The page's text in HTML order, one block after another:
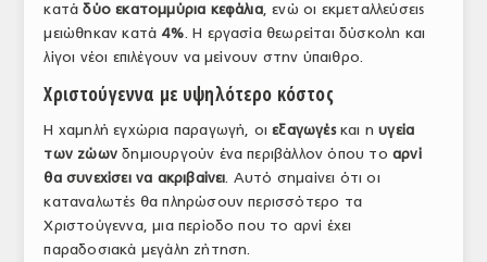
κατάδύο εκατομμύρια κεφάλια, ενώ οι εκμεταλλεύσεις
μειώθηκαν κατά 4%. Η εργασία θεωρείται δύσκολη και
λίγοι νέοι επιλέγουν να μείνουν στην ύπαιθρο.
Χριστούγεννα με υψηλότερο κόστος
Η χαμηλή εγχώρια παραγωγή, οιεξαγωγέςκαι ηυγεία
των ζώωνδημιουργούν ένα περιβάλλον όπου το αρνί
θα συνεχίσει να ακριβαίνει. Αυτό σημαίνει ότι οι
καταναλωτές θα πληρώσουν περισσότερο τα
Χριστούγεννα, μια περίοδο που το αρνί έχει
παραδοσιακά μεγάλη ζήτηση.